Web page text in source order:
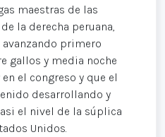
maestras de las
la derecha peruana,
primero
gallos y media noche
el congreso y que el
desarrollando y
el nivel de la súplica
Unidos.